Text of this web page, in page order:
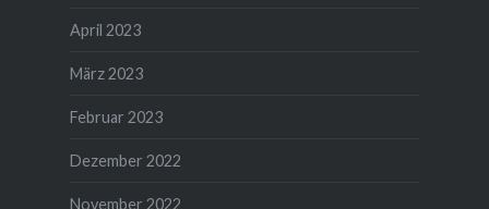
April 2023
März 2023
Februar 2023
Dezember 2022
November 2022